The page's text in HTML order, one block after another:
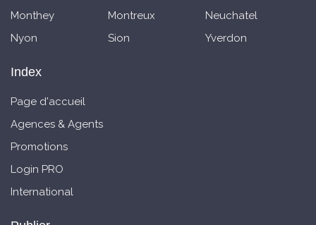
Monthey
Montreux
Neuchatel
Nyon
Sion Yverdon
Index
Page d'accueil
Agences & Agents
Promotions
Login PRO
International